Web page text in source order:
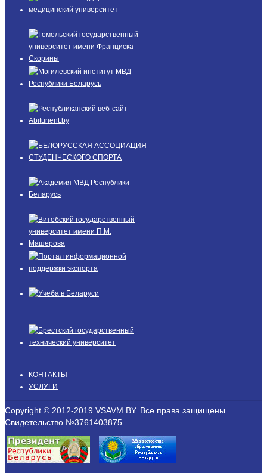
КОНТАКТЫ
УСЛУГИ
Copyright © 2012-2019 VSAVM.BY. Все права защищены.
Свидетельство №3761403875